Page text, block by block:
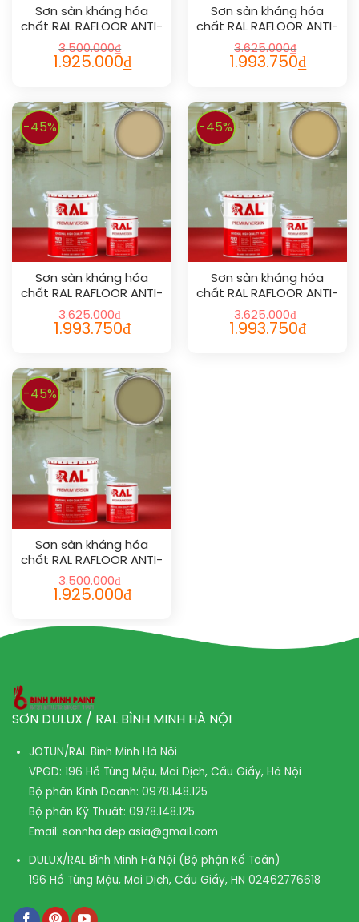
Sơn sàn kháng hóa
chất RAL RAFLOOR ANTI-
CHEM 1026
3.500.000₫
1.925.000₫
Sơn sàn kháng hóa
chất RAL RAFLOOR ANTI-
CHEM 1014
3.625.000₫
1.993.750₫
-45%
Sơn sàn kháng hóa
chất RAL RAFLOOR ANTI-
CHEM 1001
3.625.000₫
1.993.750₫
-45%
Sơn sàn kháng hóa
chất RAL RAFLOOR ANTI-
CHEM 1002
3.625.000₫
1.993.750₫
-45%
Sơn sàn kháng hóa
chất RAL RAFLOOR ANTI-
CHEM 1020
3.500.000₫
1.925.000₫
SƠN DULUX / RAL BÌNH MINH HÀ NỘI
JOTUN/RAL Bình Minh Hà Nội
VPGD: 196 Hồ Tùng Mậu, Mai Dịch, Cầu Giấy, Hà Nội
Bộ phận Kinh Doanh: 0978.148.125
Bộ phận Kỹ Thuật: 0978.148.125
Email: sonnha.dep.asia@gmail.com
DULUX/RAL Bình Minh Hà Nội (Bộ phận Kế Toán)
196 Hồ Tùng Mậu, Mai Dịch, Cầu Giấy, HN 02462776618